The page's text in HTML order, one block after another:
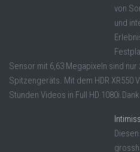
von
und
Sensor mit 6,63 Megapixeln sind
Spitzengeräts. Mit dem HDR XR550
Stunden Videos in Full HD